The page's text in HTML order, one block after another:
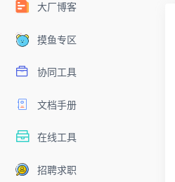
大厂博客
摸鱼专区
协同工具
文档手册
在线工具
招聘求职